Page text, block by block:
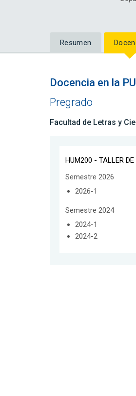
Resumen
Docencia en la
Pregrado
Facultad de Letras y
HUM200 - TALLER
Semestre 2026
2026-1
Semestre 2024
2024-1
2024-2